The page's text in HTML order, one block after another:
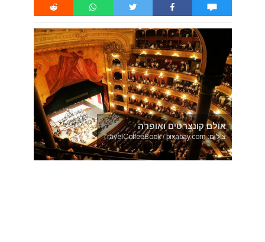
אולם קונצרטים ואופרה
צילום: TravelCoffeeBook / pixabay.com